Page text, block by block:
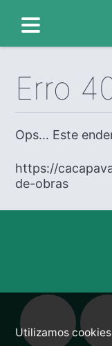
Erro
Ops... Este
https://
de-obras
Utilizamos